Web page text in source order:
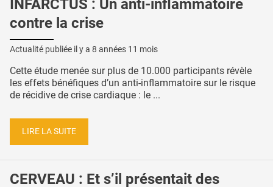
INFARCTUS : Un anti-inflammatoire
contre la crise
Actualité publiée il y a 8 années 11 mois
Cette étude menée sur plus de 10.000 participants révèle
les effets bénéfiques d’un anti-inflammatoire sur le risque
de récidive de crise cardiaque : le ...
LIRE LA SUITE
CERVEAU : Et s’il présentait des